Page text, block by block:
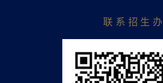
联系招生办